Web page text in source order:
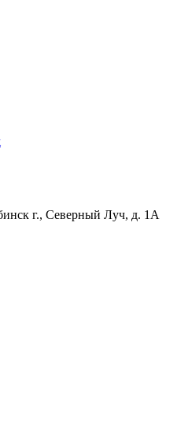
г., Северный Луч, д. 1А